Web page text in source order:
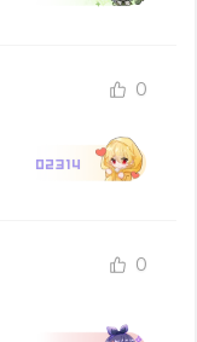
0
02314
0